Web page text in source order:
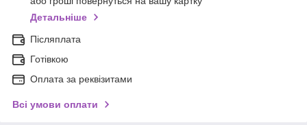
Детальніше
Післяплата
Готівкою
Оплата за реквізитами
Всі умови оплати